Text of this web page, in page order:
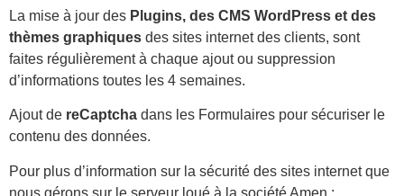
La mise à jour des Plugins, des CMS WordPress et des
thèmes graphiques des sites internet des clients, sont
faites régulièrement à chaque ajout ou suppression
d’informations toutes les 4 semaines.
Ajout de reCaptcha dans les Formulaires pour sécuriser le
contenu des données.
Pour plus d’information sur la sécurité des sites internet que
nous gérons sur le serveur loué à la société Amen :